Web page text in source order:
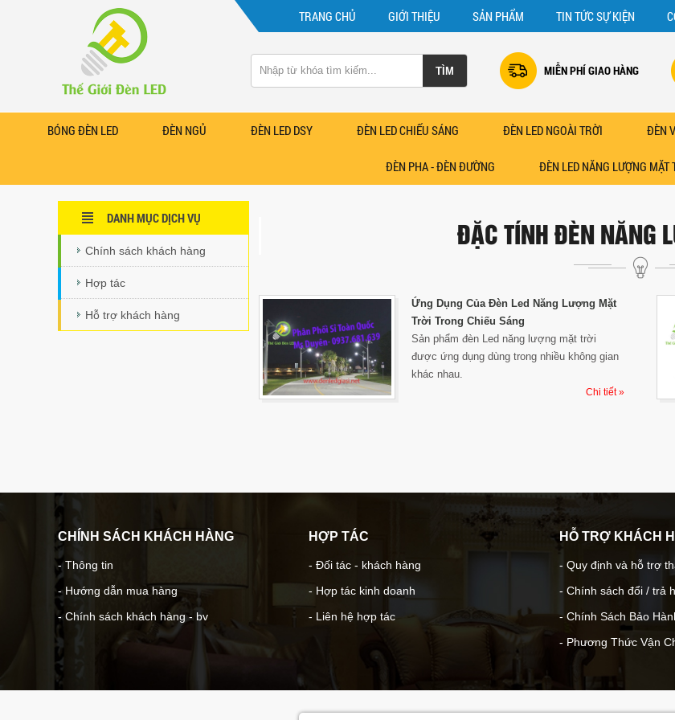
MIỄN PHÍ GIAO HÀNG
TRANG CHỦ GIỚI THIỆU SẢN PHẨM TIN TỨC SỰ KIỆN
BÓNG ĐÈN LED ĐÈN NGỦ ĐÈN LED DSY ĐÈN LED CHIẾU SÁNG ĐÈN LED NGOÀI TRỜI ĐÈN
ĐÈN PHA - ĐÈN ĐƯỜNG ĐÈN LED NĂNG LƯỢNG MẶT
DANH MỤC DỊCH VỤ
Chính sách khách hàng
Hợp tác
Hỗ trợ khách hàng
ĐẶC TÍNH ĐÈN NĂNG
Ứng Dụng Của Đèn Led Năng Lượng Mặt
Trời Trong Chiếu Sáng
Sản phẩm đèn Led năng lượng mặt trời
được ứng dụng dùng trong nhiều không gian
khác nhau.
Chi tiết »
CHÍNH SÁCH KHÁCH HÀNG
- Thông tin
- Hướng dẫn mua hàng
- Chính sách khách hàng - bv
HỢP TÁC
- Đối tác - khách hàng
- Hợp tác kinh doanh
- Liên hệ hợp tác
HỖ TRỢ KHÁCH
- Quy định và hỗ trợ
- Chính sách đổi / trả
- Chính Sách Bảo
- Phương Thức Vận